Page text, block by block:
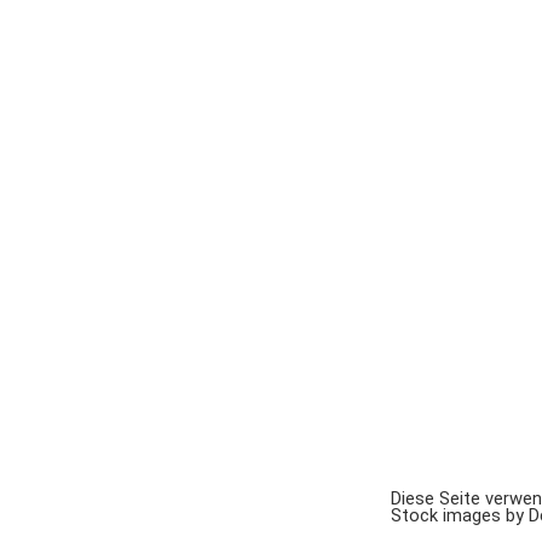
Diese Seite
Stock images by